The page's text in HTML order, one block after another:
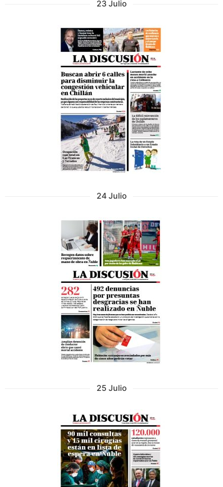
23 Julio
24 Julio
25 Julio